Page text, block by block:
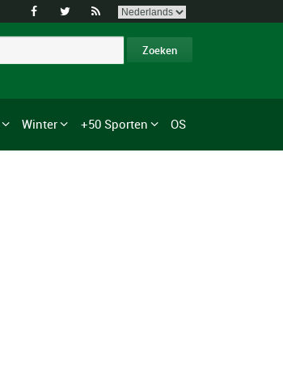
  
Winter +50 Sporten OS